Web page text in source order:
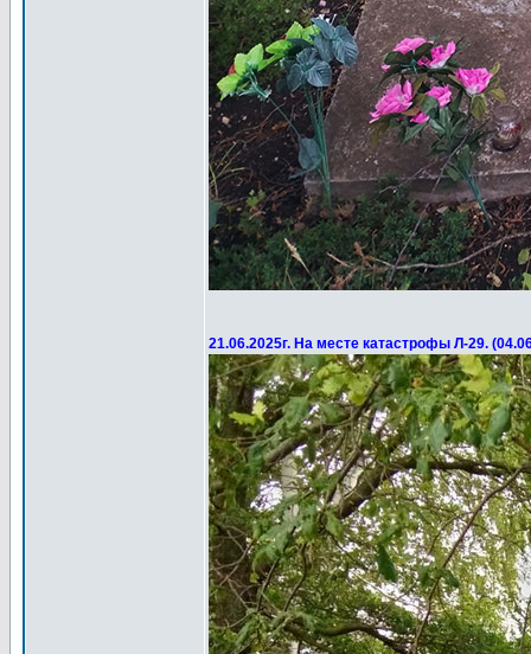
21.06.2025г. На месте катастрофы Л-29.